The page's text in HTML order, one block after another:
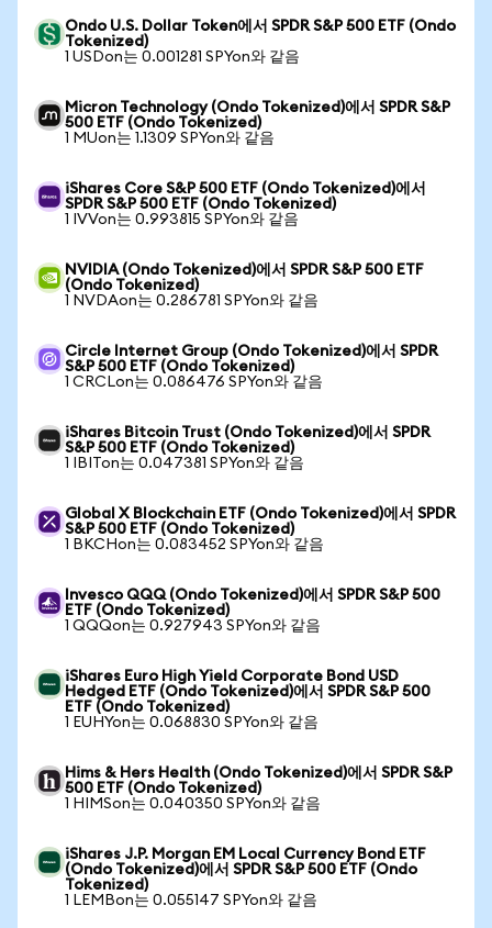
Ondo U.S. Dollar Token에서 SPDR S&P 500 ETF (Ondo
Tokenized)
1 USDon는 0.001281 SPYon와 같음
Micron Technology (Ondo Tokenized)에서 SPDR S&P
500 ETF (Ondo Tokenized)
1 MUon는 1.1309 SPYon와 같음
iShares Core S&P 500 ETF (Ondo Tokenized)에서
SPDR S&P 500 ETF (Ondo Tokenized)
1 IVVon는 0.993815 SPYon와 같음
NVIDIA (Ondo Tokenized)에서 SPDR S&P 500 ETF
(Ondo Tokenized)
1 NVDAon는 0.286781 SPYon와 같음
Circle Internet Group (Ondo Tokenized)에서 SPDR
S&P 500 ETF (Ondo Tokenized)
1 CRCLon는 0.086476 SPYon와 같음
iShares Bitcoin Trust (Ondo Tokenized)에서 SPDR
S&P 500 ETF (Ondo Tokenized)
1 IBITon는 0.047381 SPYon와 같음
Global X Blockchain ETF (Ondo Tokenized)에서 SPDR
S&P 500 ETF (Ondo Tokenized)
1 BKCHon는 0.083452 SPYon와 같음
Invesco QQQ (Ondo Tokenized)에서 SPDR S&P 500
ETF (Ondo Tokenized)
1 QQQon는 0.927943 SPYon와 같음
iShares Euro High Yield Corporate Bond USD
Hedged ETF (Ondo Tokenized)에서 SPDR S&P 500
ETF (Ondo Tokenized)
1 EUHYon는 0.068830 SPYon와 같음
Hims & Hers Health (Ondo Tokenized)에서 SPDR S&P
500 ETF (Ondo Tokenized)
1 HIMSon는 0.040350 SPYon와 같음
iShares J.P. Morgan EM Local Currency Bond ETF
(Ondo Tokenized)에서 SPDR S&P 500 ETF (Ondo
Tokenized)
1 LEMBon는 0.055147 SPYon와 같음